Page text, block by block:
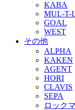
KABA
MUL-T-
GOAL
WEST
その他
ALPHA
KAKEN
AGENT
HORI
CLAVIS
SEPA
ロック